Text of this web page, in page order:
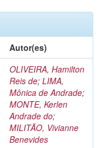
Autor(es)
OLIVEIRA, Hamilton
Reis de; LIMA,
Mônica de Andrade;
MONTE, Kerlen
Andrade do;
MILITÃO, Vivianne
Benevides